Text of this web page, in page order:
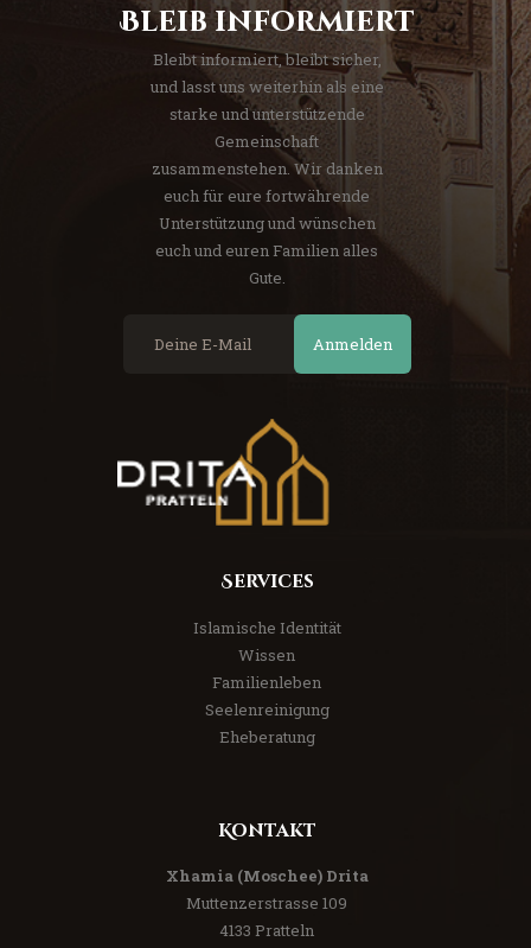
Bleib informiert
Bleibt informiert, bleibt sicher,
und lasst uns weiterhin als eine
starke und unterstützende
Gemeinschaft
zusammenstehen. Wir danken
euch für eure fortwährende
Unterstützung und wünschen
euch und euren Familien alles
Gute.
Anmelden
Services
Islamische Identität
Wissen
Familienleben
Seelenreinigung
Eheberatung
Kontakt
Xhamia (Moschee) Drita
Muttenzerstrasse 109
4133 Pratteln